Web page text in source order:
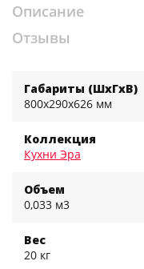
Описание
Отзывы
Габариты (ШхГхВ)
800x290x626 мм
Коллекция
Кухни Эра
Объем
0,033 м3
Вес
20 кг